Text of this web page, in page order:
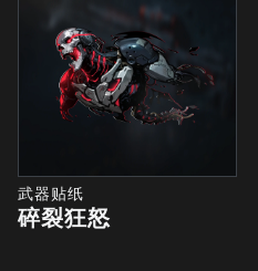
武器贴纸
碎裂狂怒